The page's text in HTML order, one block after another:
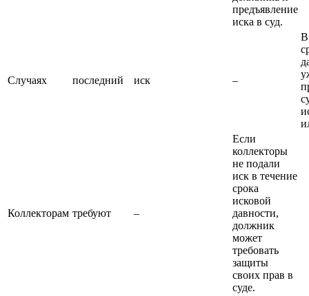
предъявление
иска в суд.
Случаях последний иск –
В
Коллекторам требуют –
Если
коллекторы
не подали
иск в течение
срока
исковой
давности,
должник
может
требовать
защиты
своих прав в
суде.